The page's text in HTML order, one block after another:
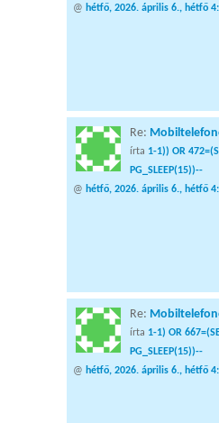
@ hétfő, 2026. április 6., hétfő
Re:
írta 1-1)) OR
PG_SLEEP(15))--
@ hétfő, 2026. április 6., hétfő
Re:
írta 1-1) OR
PG_SLEEP(15))--
@ hétfő, 2026. április 6., hétfő